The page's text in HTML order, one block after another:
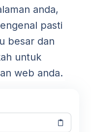
anda,
pasti
besar dan
untuk
web anda.